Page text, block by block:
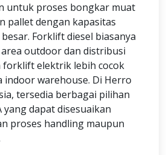
untuk proses bongkar muat
pallet dengan kapasitas
Forklift diesel biasanya
outdoor dan distribusi
forklift elektrik lebih cocok
indoor warehouse. Di Herro
tersedia berbagai pilihan
yang dapat disesuaikan
proses handling maupun